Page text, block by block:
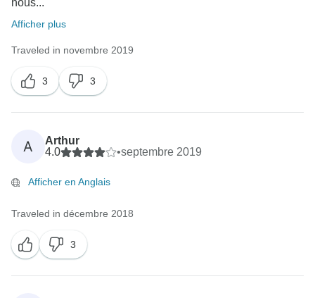
nous...
Afficher plus
Traveled in novembre 2019
3 3
A
Arthur
4.0
•septembre 2019
Afficher en Anglais
Traveled in décembre 2018
3